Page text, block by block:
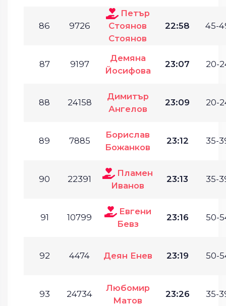
86 9726
Петър
Стоянов
Стоянов
22:58 45-
87 9197
Демяна
Йосифова
23:07 20-
88 24158
Димитър
Ангелов
23:09 20-
89 7885
Борислав
Божанков
23:12 35-
90 22391
Пламен
Иванов
23:13 35-
91 10799
Евгени
Бевз
23:16 50-
92 4474 Деян Енев 23:19 50-
93 24734
Любомир
Матов
23:26 35-